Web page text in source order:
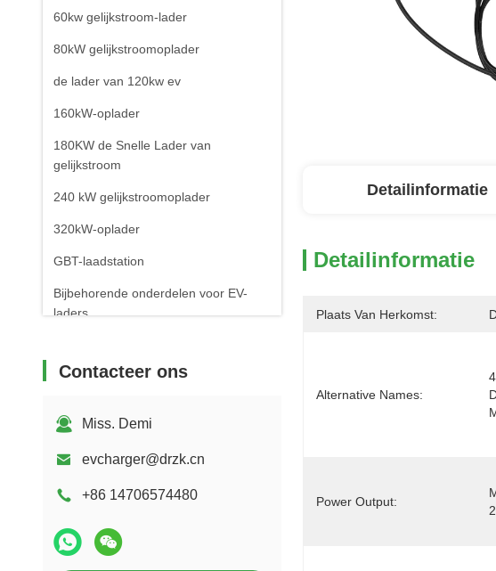
60kw gelijkstroom-lader
80kW gelijkstroomoplader
de lader van 120kw ev
160kW-oplader
180KW de Snelle Lader van
gelijkstroom
240 kW gelijkstroomoplader
320kW-oplader
GBT-laadstation
Bijbehorende onderdelen voor EV-
laders
Contacteer ons
Miss. Demi
evcharger@drzk.cn
+86 14706574480
Detailinformatie
Detailinformatie
Plaats Van Herkomst:
Alternative Names:
Power Output: